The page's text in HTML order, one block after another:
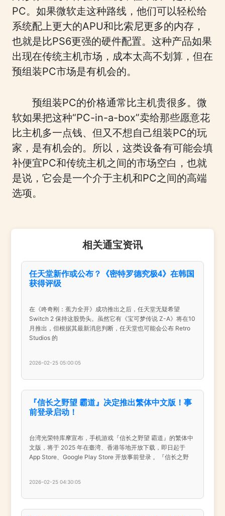
PC。如果微软走这种路线，他们可以轻松给
系统配上更大的APU和比索尼更多的内存，
也就是比PS6更强的硬件配置。这种产品如果
出现在传统主机市场，成本太高不划算，但在
预组装PC市场是有机会的。
预组装PC的价格通常比主机贵很多。微
软如果把这种“PC-in-a-box”卖给那些愿意花
比主机多一点钱、但又不想自己组装PC的玩
家，是有机会的。所以，这类设备有可能会填
补便宜PC和传统主机之间的市场空白，也就
是说，它会是一个介于主机和PC之间的高端
选项。
相关通宝资讯
任天堂新作或公布？《密特罗德究极4》在韩国
获得评级
在《咚奇刚：蕉力全开》成功推出之后，任天堂无疑希望
Switch 2 保持这股势头。虽然它有《宝可梦传说 Z-A》将在10
月推出，但根据其最新消息判断，任天堂也可能会公布 Retro
Studios 的
2026-02-25 05:00:05
『信长之野望 霸道』决定推出繁体中文版！事
前登录启动！
台湾光荣特库摩宣布，手机游戏『信长之野望 霸道』的繁体中
文版，将于 2025 年在臺湾、香港等地开放下载，即日起于
App Store、Google Play Store 开放事前登录 。『信长之野
2026-02-25 04:30:05